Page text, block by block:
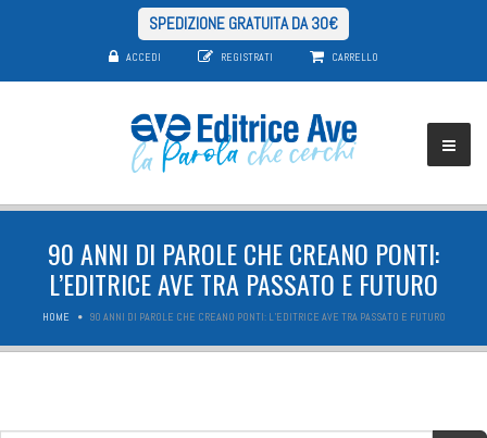
SPEDIZIONE GRATUITA DA 30€
ACCEDI REGISTRATI CARRELLO
90 ANNI DI PAROLE CHE CREANO PONTI:
L’EDITRICE AVE TRA PASSATO E FUTURO
HOME 90 ANNI DI PAROLE CHE CREANO PONTI: L’EDITRICE AVE TRA PASSATO E FUTURO